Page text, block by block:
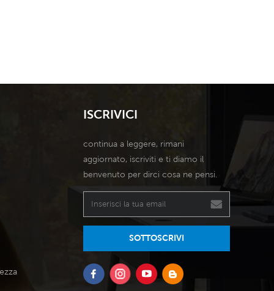
ISCRIVICI
continua a leggere, rimani
aggiornato, iscriviti e ti diamo il
benvenuto per dirci cosa ne pensi.
SOTTOSCRIVI